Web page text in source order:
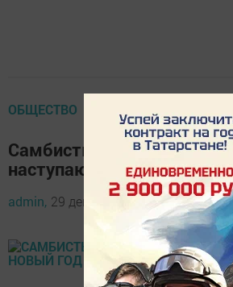
ОБЩЕСТВО
Самбисты района отметили
наступающий Новый год
admin, 29 декабря 2022 - 15:03